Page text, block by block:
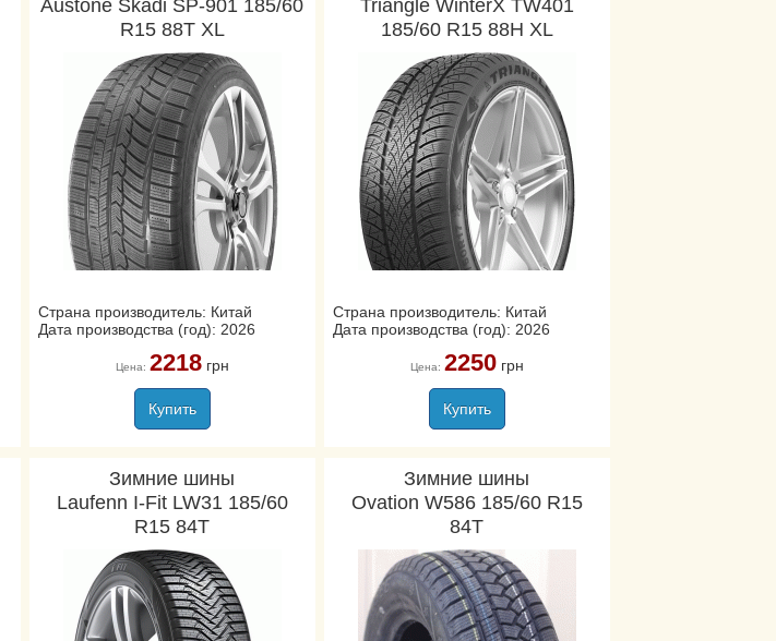
Austone Skadi SP-901 185/60
R15 88T XL
Страна производитель: Китай
Дата производства (год): 2026
Цена: 2218грн
Купить
Triangle WinterX TW401
185/60 R15 88H XL
Страна производитель: Китай
Дата производства (год): 2026
Цена: 2250грн
Купить
Зимние шины
Laufenn I-Fit LW31 185/60
R15 84T
Зимние шины
Ovation W586 185/60 R15
84T